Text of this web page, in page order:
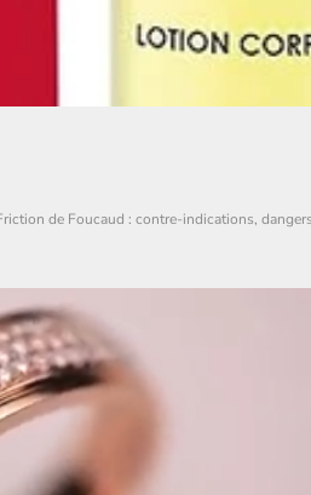
de Foucaud : contre-indications,